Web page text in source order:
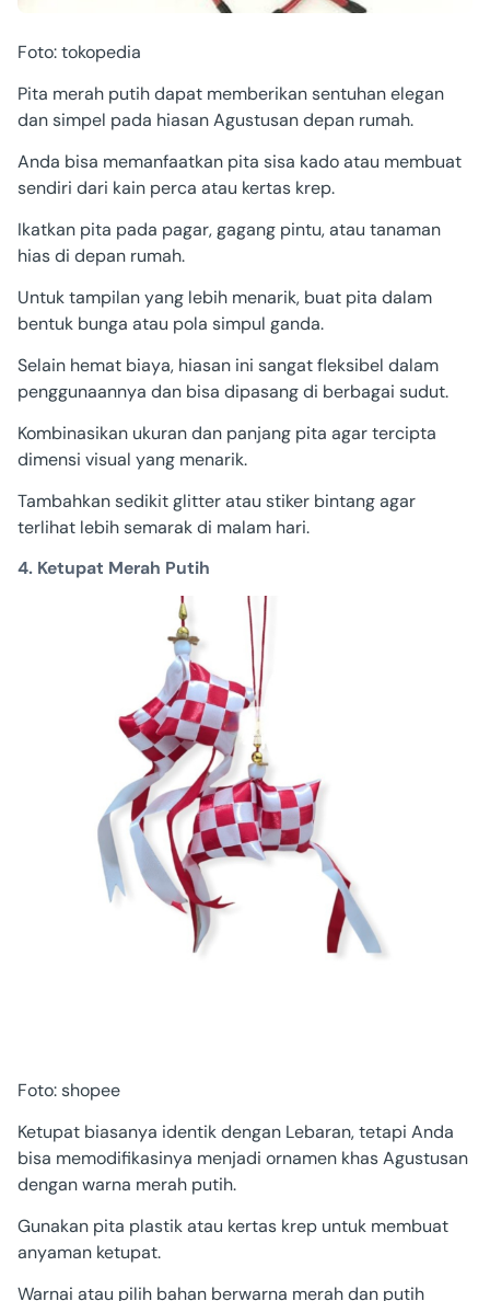
Foto: tokopedia
Pita merah putih dapat memberikan sentuhan elegan
dan simpel pada hiasan Agustusan depan rumah.
Anda bisa memanfaatkan pita sisa kado atau membuat
sendiri dari kain perca atau kertas krep.
Ikatkan pita pada pagar, gagang pintu, atau tanaman
hias di depan rumah.
Untuk tampilan yang lebih menarik, buat pita dalam
bentuk bunga atau pola simpul ganda.
Selain hemat biaya, hiasan ini sangat fleksibel dalam
penggunaannya dan bisa dipasang di berbagai sudut.
Kombinasikan ukuran dan panjang pita agar tercipta
dimensi visual yang menarik.
Tambahkan sedikit glitter atau stiker bintang agar
terlihat lebih semarak di malam hari.
4. Ketupat Merah Putih
Foto: shopee
Ketupat biasanya identik dengan Lebaran, tetapi Anda
bisa memodifikasinya menjadi ornamen khas Agustusan
dengan warna merah putih.
Gunakan pita plastik atau kertas krep untuk membuat
anyaman ketupat.
Warnai atau pilih bahan berwarna merah dan putih